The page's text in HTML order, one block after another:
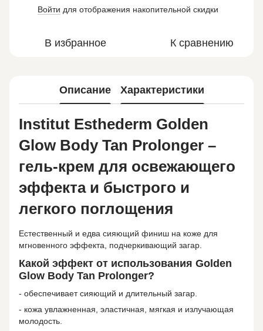
Войти для отображения накопительной скидки
В избранное К сравнению
Описание Характеристики
Institut Esthederm Golden
Glow Body Tan Prolonger –
гель-крем для освежающего
эффекта и быстрого и
легкого поглощения
Естественный и едва сияющий финиш на коже для
мгновенного эффекта, подчеркивающий загар.
Какой эффект от использования Golden
Glow Body Tan Prolonger?
- обеспечивает сияющий и длительный загар.
- кожа увлажненная, эластичная, мягкая и излучающая
молодость.